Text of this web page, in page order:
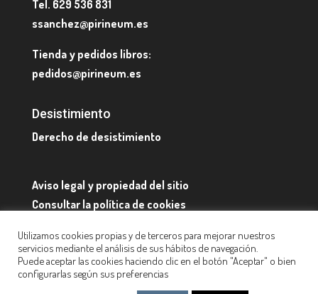
Tel. 629 536 831
ssanchez@pirineum.es
Tienda y pedidos libros:
pedidos@pirineum.es
Desistimiento
Derecho de desistimiento
Aviso legal y propiedad del sitio
Consultar la política de cookies
Utilizamos cookies propias y de terceros para mejorar nuestros
servicios mediante el análisis de sus hábitos de navegación.
Puede aceptar las cookies haciendo clic en el botón "Aceptar" o bien
configurarlas según sus preferencias